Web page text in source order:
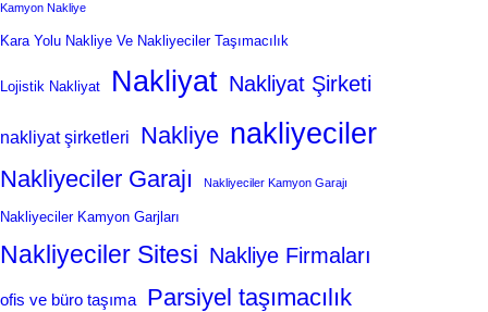
Kamyon Nakliye
Kara Yolu Nakliye Ve Nakliyeciler Taşımacılık
Lojistik Nakliyat Nakliyat Nakliyat Şirketi
nakliyat şirketleri Nakliye nakliyeciler
Nakliyeciler Garajı Nakliyeciler Kamyon Garajı
Nakliyeciler Kamyon Garjları
Nakliyeciler Sitesi Nakliye Firmaları
ofis ve büro taşıma Parsiyel taşımacılık